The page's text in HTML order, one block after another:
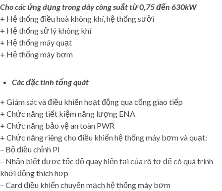
Cho các ứng dụng trong dãy công suất từ 0,75 đến 630kW
+ Hệ thống điều hoà không khí, hệ thống sưởi
+ Hệ thống sử lý không khí
+ Hệ thống máy quạt
+ Hệ thống máy bơm
Các đặc tính tổng quát
+ Giám sát và điều khiển hoạt động qua cổng giao tiếp
+ Chức năng tiết kiệm năng lượng ENA
+ Chức năng bảo vệ an toàn PWR
+ Chức năng riêng cho điều khiển hệ thống máy bơm và quạt:
– Bộ điều chỉnh PI
– Nhận biết được tốc độ quay hiện tại của rô tơ để có quá trình
khởi động thích hợp
– Card điều khiển chuyển mạch hệ thống máy bơm